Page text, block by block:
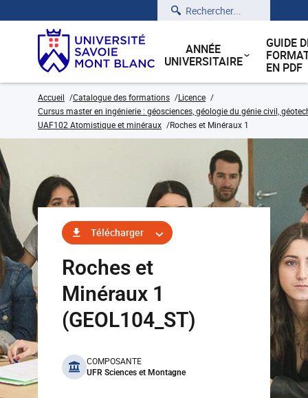
Rechercher
ANNÉE
UNIVERSITAIRE
GUIDE
EN PDF
Accueil Catalogue des formations
Licence
Cursus master en ingénierie : géosciences, géologie du génie civil,
UAF102 Atomistique et minéraux
Roches et Minéraux 1
Télécharger
Roches et
Minéraux 1
(GEOL104_ST)
benefits
COMPOSANTE
UFR Sciences et Montagne